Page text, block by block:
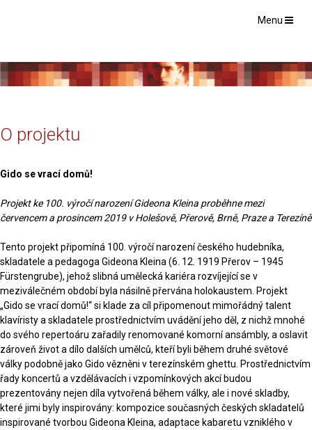
Menu
O projektu
Gido se vrací domů!
Projekt ke 100. výročí narození Gideona Kleina proběhne mezi
červencem a prosincem 2019 v Holešově, Přerově, Brně, Praze a Terezíně
Tento projekt připomíná 100. výročí narození českého hudebníka,
skladatele a pedagoga Gideona Kleina (6. 12. 1919 Přerov – 1945
Fürstengrube), jehož slibná umělecká kariéra rozvíjející se v
meziválečném období byla násilně přervána holokaustem. Projekt
„Gido se vrací domů!“ si klade za cíl připomenout mimořádný talent
klavíristy a skladatele prostřednictvím uvádění jeho děl, z nichž mnohé
do svého repertoáru zařadily renomované komorní ansámbly, a oslavit
zároveň život a dílo dalších umělců, kteří byli během druhé světové
války podobně jako Gido vězněni v terezínském ghettu. Prostřednictvím
řady koncertů a vzdělávacích i vzpomínkových akcí budou
prezentovány nejen díla vytvořená během války, ale i nové skladby,
které jimi byly inspirovány: kompozice současných českých skladatelů
inspirované tvorbou Gideona Kleina, adaptace kabaretu vzniklého v